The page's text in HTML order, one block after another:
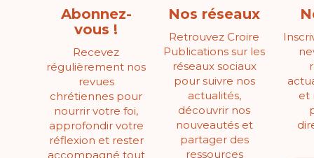
Abonnez-
vous !
Recevez
régulièrement nos
revues
chrétiennes pour
nourrir votre foi,
approfondir votre
réflexion et rester
accompagné tout
Nos réseaux
Retrouvez Croire
Publications sur les
réseaux sociaux
pour suivre nos
actualités,
découvrir nos
nouveautés et
partager des
ressources
et